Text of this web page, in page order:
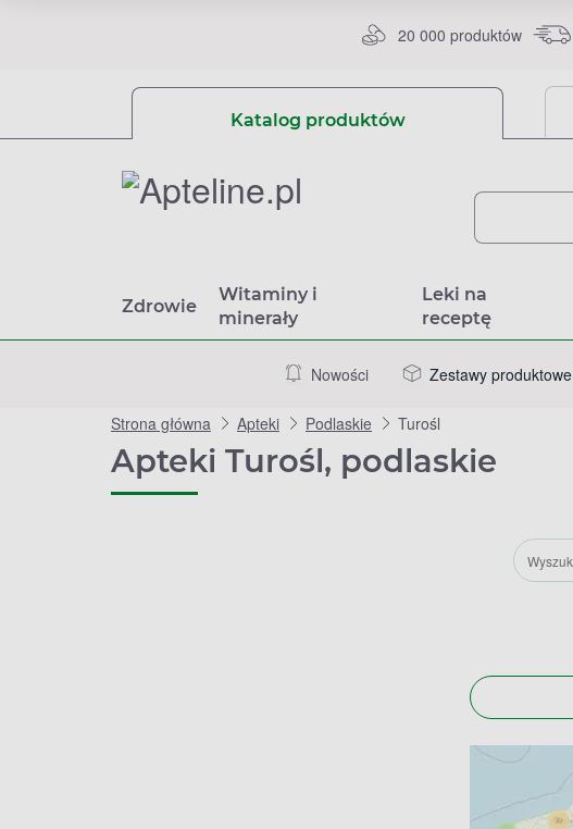
20 000 produktów
Katalog produktów
Zdrowie
Witaminy i
minerały
Leki na
receptę
Nowości Zestawy produktowe
Strona główna Apteki Podlaskie Turośl
Apteki Turośl, podlaskie